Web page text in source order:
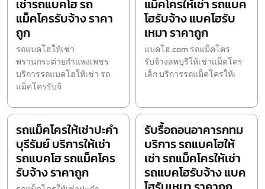
เช่ารถแบคโฮ รถ
แม็คโครรับจ้าง ราคา
ถูก
รถแบคโฮให้เช่า
พรานกระต่ายกำแพงเพชร
บริการรถแบคโฮให้เช่า รถ
แม็คโครรับจ้
แม็คโครให้เช่า รถแบค
โฮรับจ้าง แบคโฮรับ
เหมา ราคาถูก
แบคโฮ.com รถแม็คโคร
รับจ้างลพบุรีให้เช่าแม็คโคร
เล็ก บริการรถแม็คโครให้เ
รถแม็คโครให้เช่าปะคำ
บุรีรัมย์ บริการให้เช่า
รถแบคโฮ รถแม็คโคร
รับจ้าง ราคาถูก
รับรื้อถอนอาคารกทม
บริการ รถแบคโฮให้
เช่า รถแม็คโครให้เช่า
รถแบคโฮรับจ้าง แบค